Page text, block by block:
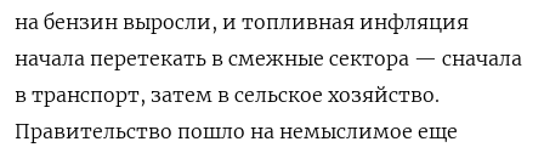
на бензин выросли, и топливная инфляция
начала перетекать в смежные сектора — сначала
в транспорт, затем в сельское хозяйство.
Правительство пошло на немыслимое еще